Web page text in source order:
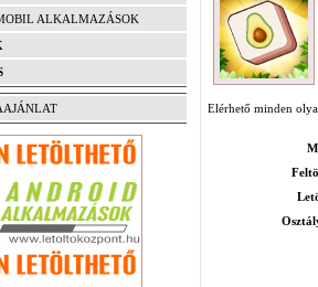
ALKALMAZÁSOK
Elérhető minden